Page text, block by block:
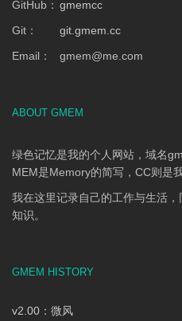
GitHub： gmemcc
Git：
git.gmem.cc
Email：
gmem@me.com
ABOUT GMEM
绿色记忆是我的个人网站，域名
MEM是Memory的简写，CC则是
我在这里记录自己的工作与生活
知识。
GMEM HISTORY
v2.00：微风